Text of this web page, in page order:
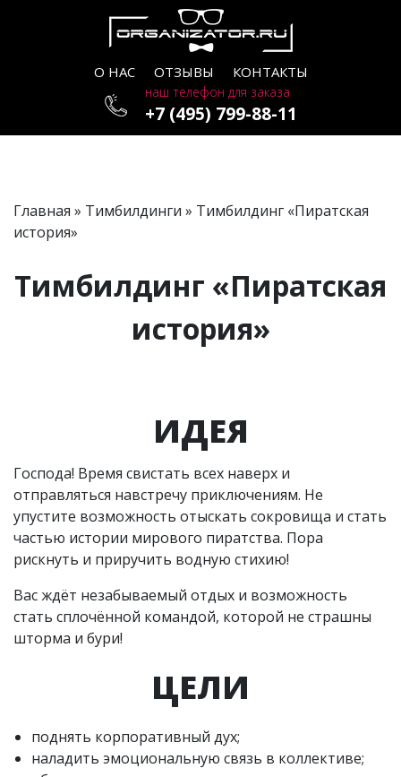
О НАС ОТЗЫВЫ КОНТАКТЫ
наш телефон для заказа
+7 (495) 799-88-11
Главная » Тимбилдинги » Тимбилдинг «Пиратская
история»
Тимбилдинг «Пиратская
история»
ИДЕЯ
Господа! Время свистать всех наверх и
отправляться навстречу приключениям. Не
упустите возможность отыскать сокровища и стать
частью истории мирового пиратства. Пора
рискнуть и приручить водную стихию!
Вас ждёт незабываемый отдых и возможность
стать сплочённой командой, которой не страшны
шторма и бури!
ЦЕЛИ
поднять корпоративный дух;
наладить эмоциональную связь в коллективе;